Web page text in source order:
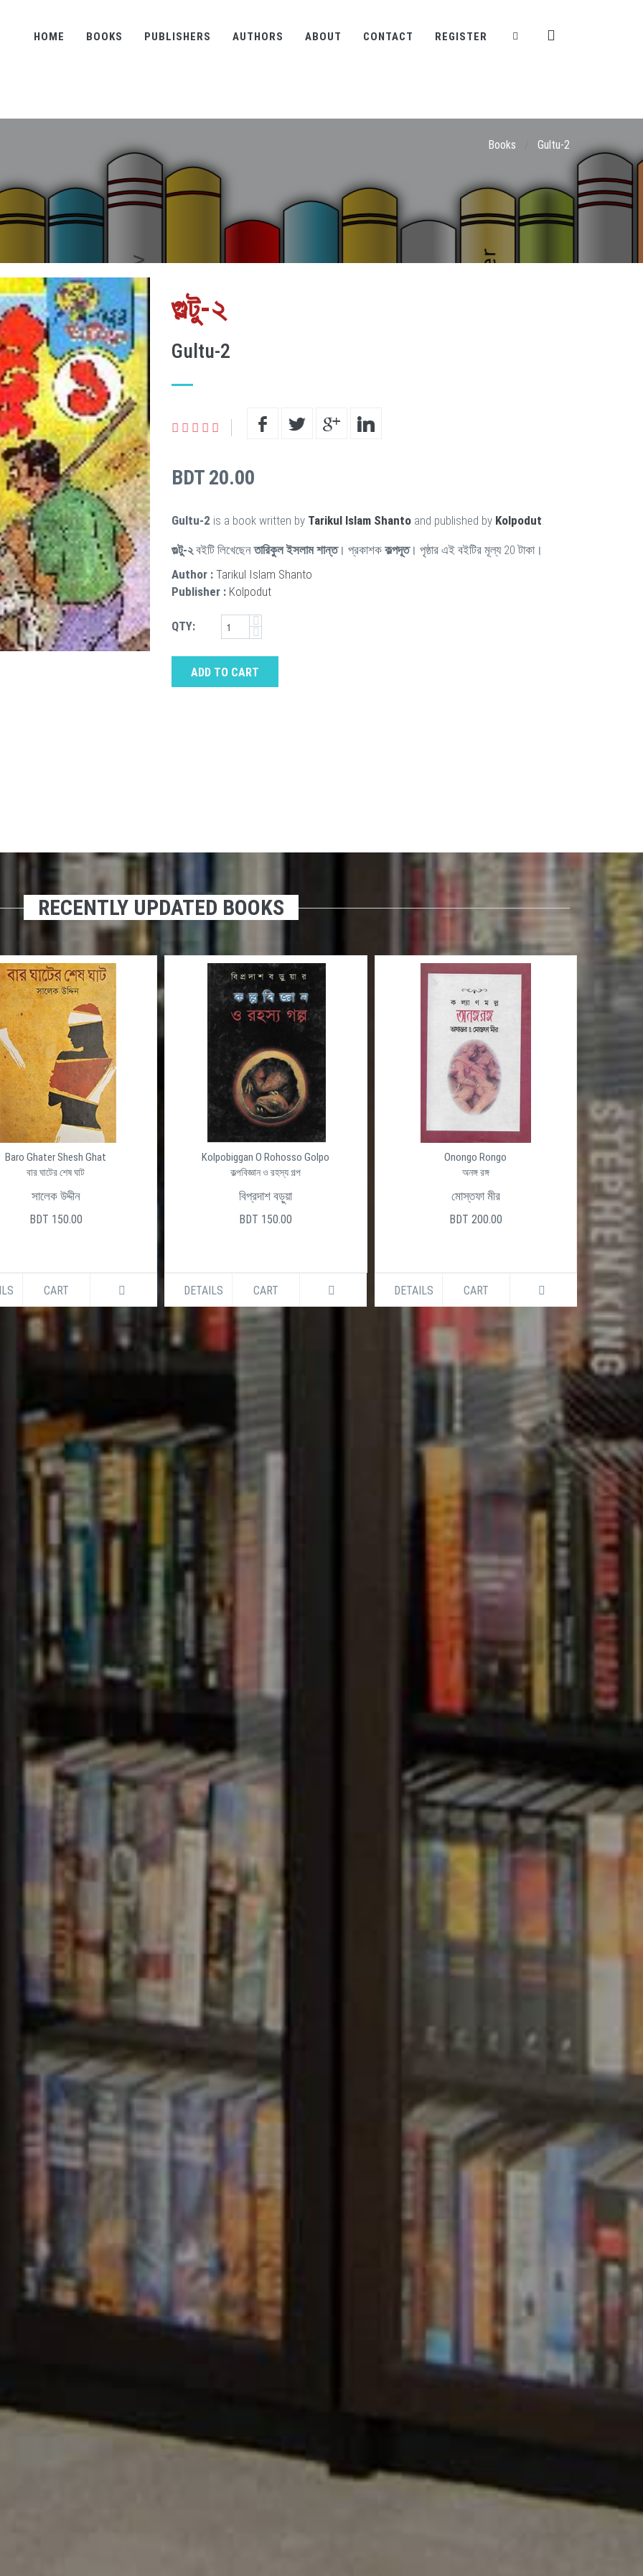
HOME BOOKS PUBLISHERS AUTHORS ABOUT CONTACT REGISTER
Books Gultu-2
গুল্টু-২
Gultu-2
BDT 20.00
Gultu-2 is a book written by Tarikul Islam Shanto and published by Kolpodut.
গুল্টু-২বইটি লিখেছেনতারিকুল ইসলাম শান্ত। প্রকাশক কল্পদূত। পৃষ্ঠার এই বইটির মূল্য 20 টাকা।
Author : Tarikul Islam Shanto
Publisher : Kolpodut
QTY:
ADD TO CART
RECENTLY UPDATED BOOKS
ডাইনামিক
জন্য ভালো
একটি
এগিয়ে। তাই
নেট এ আজ ই
দেশের সেরা ওয়েব হোস্টিং প্রোভাইডার ইন বাংলাদেশ
দীর্ঘ ১৭ বছর বাংলাদেশে নিরবিচ্ছিন্ন ভাবে ডোমেইন রেজিস্ট্রেশন ও
হোস্টিং সেবা প্রদান করে আসছে আলফা নেট। সুলভ মূল্যে সর্বাধুনিক
লিনাক্স এবং উইন্ডোজ ওয়েব হোস্টিং আমেরিকা অথবা বাংলাদেশের
ডাটাসেন্টারে আলফা নেটের নিজস্ব সার্ভারে রাখার ব্যবস্থা, এছাড়াও
আলফা নেট দিচ্ছে লিনাক্স এবং উইন্ডোস প্লাটফর্মে অত্যাধুনিক
ভার্চুয়াল এবং ডেডিকেটেড সার্ভার।
+8809613250250
such
Non-
for School,
legends.
of the
29,332
literature of the future generation.
Baro Ghater Shesh Ghat
বার ঘাটের শেষ ঘাট
সালেক উদ্দীন
BDT 150.00
CART
Kolpobiggan O Rohosso Golpo
কল্পবিজ্ঞান ও রহস্য গল্প
বিপ্রদাশ বড়ুয়া
BDT 150.00
DETAILS CART
Onongo Rongo
অনঙ্গ রঙ্গ
মোস্তফা মীর
BDT 200.00
DETAILS CART DETAILS